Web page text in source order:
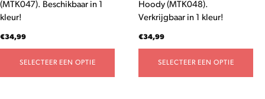
(MTK047). Beschikbaar in 1
kleur!
€34,99
SELECTEER EEN OPTIE
de
productpagina
Hoody (MTK048).
Verkrijgbaar in 1 kleur!
€34,99
SELECTEER EEN OPTIE
de
productpagina